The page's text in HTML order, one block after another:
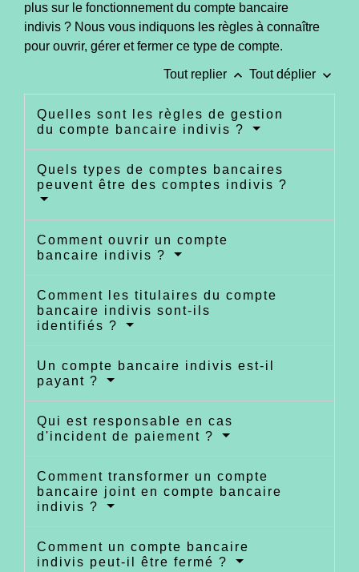
plus sur le fonctionnement du compte bancaire
indivis ? Nous vous indiquons les règles à connaître
pour ouvrir, gérer et fermer ce type de compte.
Tout replier keyboard_arrow_up Tout déplier keyboard_arrow_down
Quelles sont les règles de gestion
du compte bancaire indivis ?
Quels types de comptes bancaires
peuvent être des comptes indivis ?
Comment ouvrir un compte
bancaire indivis ?
Comment les titulaires du compte
bancaire indivis sont-ils
identifiés ?
Un compte bancaire indivis est-il
payant ?
Qui est responsable en cas
d'incident de paiement ?
Comment transformer un compte
bancaire joint en compte bancaire
indivis ?
Comment un compte bancaire
indivis peut-il être fermé ?